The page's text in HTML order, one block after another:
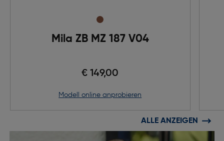
Mila ZB MZ 187 V04
€ 149,00
Modell online anprobieren
ALLE ANZEIGEN